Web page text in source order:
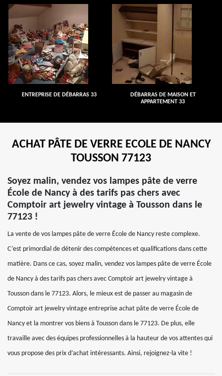
ENTREPRISE DE DÉBARRAS 33
DÉBARRAS DE MAISON ET
APPARTEMENT 33
ACHAT PÂTE DE VERRE ECOLE DE NANCY
TOUSSON 77123
Soyez malin, vendez vos lampes pâte de verre
École de Nancy à des tarifs pas chers avec
Comptoir art jewelry vintage à Tousson dans le
77123 !
La vente de vos lampes pâte de verre École de Nancy reste complexe.
C’est primordial de détenir des compétences et qualifications dans cette
matière. Dans ce cas, soyez malin, vendez vos lampes pâte de verre École
de Nancy à des tarifs pas chers avec Comptoir art jewelry vintage à
Tousson dans le 77123. Alors, le mieux est de passer au magasin de
Comptoir art jewelry vintage entreprise achat pâte de verre École de
Nancy et la montrer vos biens à Tousson dans le 77123. De plus, elle
travaille avec des équipes professionnelles à la hauteur de vos attentes qui
vous propose des prix d’achat intéressants. Ainsi, rejoignez-la vite !